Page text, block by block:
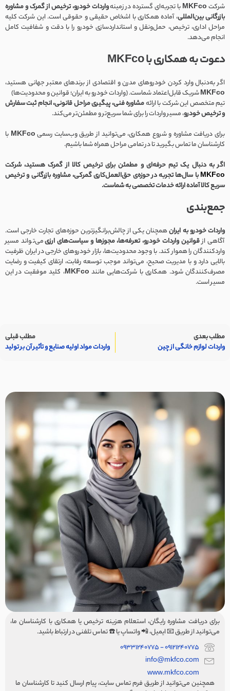
شرکتMKFcoبا تجربه‌ای گسترده در زمینهواردات خودرو، ترخیص از گمرک و مشاوره
بازرگانی بین‌المللی، آماده همکاری با اشخاص حقیقی و حقوقی است. این شرکت کلیه
مراحل اداری، ترخیص، حمل‌ونقل و استانداردسازی خودرو را با دقت و شفافیت کامل
انجام می‌دهد.
دعوت به همکاری با MKFco
اگر به‌دنبال وارد کردن خودروهای مدرن و اقتصادی از برندهای معتبر جهانی هستید،
MKFcoشریک قابل‌اعتماد شماست. (واردات خودرو به ایران؛ قوانین و محدودیت‌ها)
تیم متخصص این شرکت با ارائهمشاوره فنی، پیگیری مراحل قانونی، انجام ثبت سفارش
و ترخیص خودرو، مسیر واردات را برای شما سریع‌تر و مطمئن‌تر می‌کند.
برای دریافت مشاوره و شروع همکاری، می‌توانید از طریق وب‌سایت رسمیMKFco با
کارشناسان ما تماس بگیرید تا در تمامی مراحل همراه شما باشیم.
اگر به دنبال یک تیم حرفه‌ای و مطمئن برای ترخیص کالا از گمرک هستید، شرکت
MKFcoبا سال‌ها تجربه در حوزه‌ی حق‌العمل‌کاری گمرکی، مشاوره بازرگانی و ترخیص
سریع کالا آماده ارائه خدمات تخصصی به شماست.
جمع‌بندی
واردات خودرو به ایرانهمچنان یکی از چالش‌برانگیزترین حوزه‌های تجارت خارجی است.
آگاهی ازقوانین واردات خودرو، تعرفه‌ها، مجوزها و سیاست‌های ارزیمی‌تواند مسیر
واردکنندگان را هموار کند. با وجود محدودیت‌ها، بازار خودروهای خارجی در ایران ظرفیت
بالایی دارد و با مدیریت صحیح، می‌تواند موجب توسعه رقابت، ارتقای کیفیت و رضایت
مصرف‌کنندگان شود. همکاری با شرکت‌هایی مانند MKFco، کلید موفقیت در این
مسیر است.
مطلب بعدی
واردات لوازم خانگی از چین
مطلب قبلی
واردات مواد اولیه صنایع و تأثیر آن بر تولید
برای دریافت مشاوره رایگان، استعلام هزینه ترخیص یا همکاری با کارشناسان ما،
می‌توانید از طریق 📧 ایمیل، 📲 واتساپ یا ☎️ تماس تلفنی در ارتباط باشید.
09121240775 - 09331240775
info@mkfco.com
www.mkfco.com
همچنین می‌توانید از طریق فرم تماس سایت، پیام ارسال کنید تا کارشناسان ما